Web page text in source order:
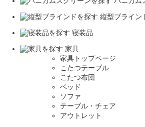
縦型ブライン
寝装品
家具
家具トップページ
こたつテーブル
こたつ布団
ベッド
ソファ
テーブル・チェア
アウトレット